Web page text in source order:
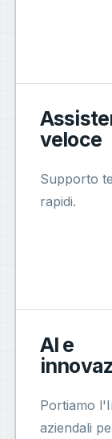
veloce
Supporto
rapidi.
AI e
Portiamo
aziendali